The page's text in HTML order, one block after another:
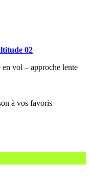
02
vol – approche lente